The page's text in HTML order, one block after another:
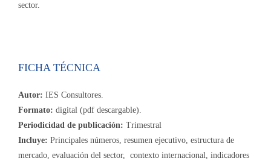
sector.
FICHA TÉCNICA
Autor: IES Consultores.
Formato: digital (pdf descargable).
Periodicidad de publicación: Trimestral
Incluye: Principales números, resumen ejecutivo, estructura de
mercado, evaluación del sector, contexto internacional, indicadores